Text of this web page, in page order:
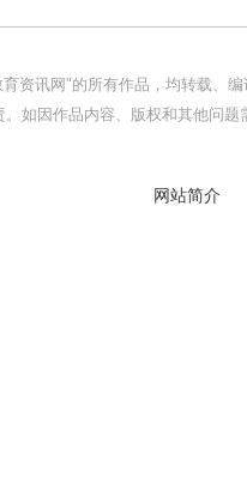
资讯网"的所有作品，均转载、
如因作品内容、版权和其他问
网站简介